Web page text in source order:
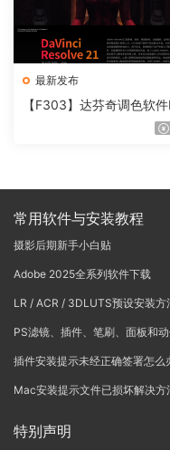
最新发布
【F303】达芬奇调色软
Vinci Resolve
常用软件与安装教程
摄影后期新手小白贴
Adobe 2025全系列软件下载
LR / ACR / 3DLUTS预设安装方
PS滤镜、插件、笔刷、面板和
插件安装提示未经正确签署怎么
Mac安装提示文件已损坏解决方
特别声明